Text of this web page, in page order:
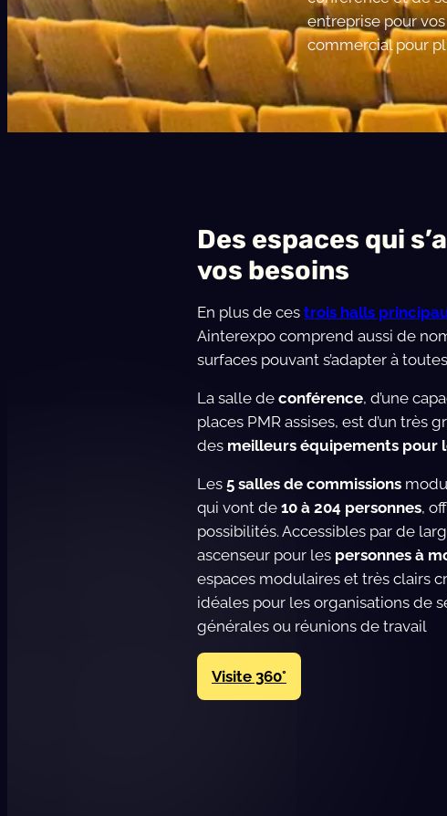
entreprise pour
commercial pour
Des espaces qui
vos besoins
En plus de ces trois halls
Ainterexpo comprend aussi de
surfaces pouvant s’adapter à
La salle de conférence, d’une
places PMR assises, est d’un très
des meilleurs équipements pour
Les 5 salles de commissions
qui vont de 10 à 204 personnes,
possibilités. Accessibles par de
ascenseur pour les personnes à
espaces modulaires et très clairs
idéales pour les organisations de
générales ou réunions de travail
Visite 360°